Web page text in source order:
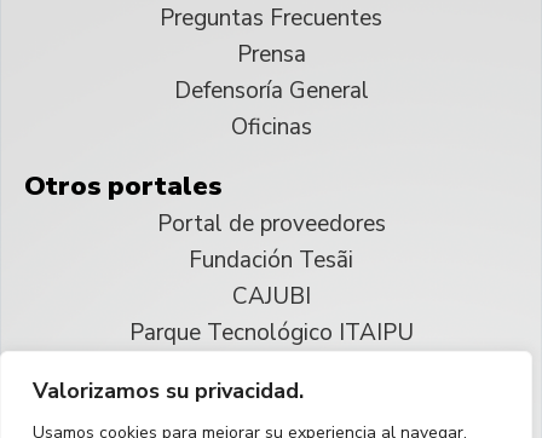
Valorizamos su privacidad.
Usamos cookies para mejorar su experiencia al navegar,
Preguntas Frecuentes
Prensa
Defensoría General
Oficinas
Otros portales
Portal de proveedores
Fundación Tesãi
CAJUBI
Parque Tecnológico ITAIPU